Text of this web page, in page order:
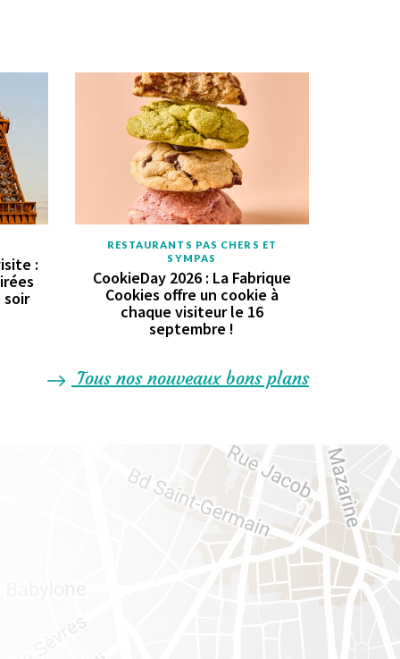
:
soir
RESTAURANTS PAS CHERS ET
SYMPAS
CookieDay 2026 : La Fabrique
Cookies offre un cookie à
chaque visiteur le 16
septembre !
Tous nos nouveaux bons plans